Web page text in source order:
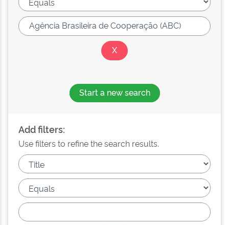
Start a new search
Add filters:
Use filters to refine the search results.